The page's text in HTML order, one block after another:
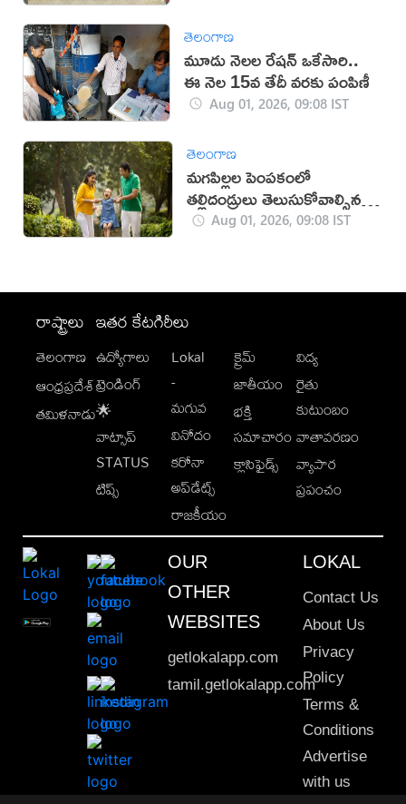
తెలంగాణ
మూడు నెలల రేషన్ ఒకేసారి..
ఈ నెల 15వ తేదీ వరకు పంపిణీ
Aug 01, 2026, 09:08 IST
తెలంగాణ
మగపిల్లల పెంపకంలో
తల్లిదండ్రులు తెలుసుకోవాల్సిన
సూత్రాలు ఇవే!
Aug 01, 2026, 09:08 IST
రాష్ట్రాలు
తెలంగాణ
ఆంధ్రప్రదేశ్
తమిళనాడు
ఇతర కేటగిరీలు
ఉద్యోగాలు
ట్రెండింగ్
🌟
వాట్సాప్
STATUS
టిప్స్
Lokal
-
మగువ
వినోదం
కరోనా
అప్‌డేట్స్
రాజకీయం
క్రైమ్
జాతీయం
భక్తి
సమాచారం
క్లాసిఫైడ్స్
విద్య
రైతు
కుటుంబం
వాతావరణం
వ్యాపార
ప్రపంచం
OUR
OTHER
WEBSITES
getlokalapp.com
tamil.getlokalapp.com
LOKAL
Contact Us
About Us
Privacy
Policy
Terms &
Conditions
Advertise
with us